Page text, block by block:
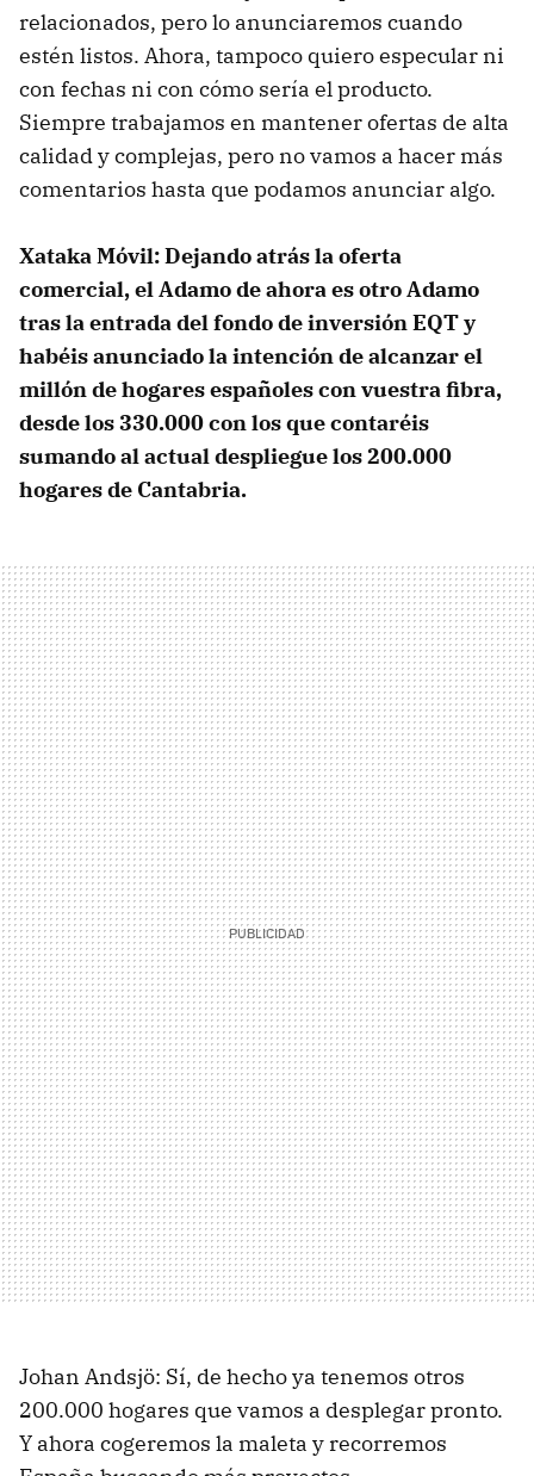
relacionados, pero lo anunciaremos cuando
estén listos. Ahora, tampoco quiero especular ni
con fechas ni con cómo sería el producto.
Siempre trabajamos en mantener ofertas de alta
calidad y complejas, pero no vamos a hacer más
comentarios hasta que podamos anunciar algo.
Xataka Móvil: Dejando atrás la oferta
comercial, el Adamo de ahora es otro Adamo
tras la entrada del fondo de inversión EQT y
habéis anunciado la intención de alcanzar el
millón de hogares españoles con vuestra fibra,
desde los 330.000 con los que contaréis
sumando al actual despliegue los 200.000
hogares de Cantabria.
Johan Andsjö: Sí, de hecho ya tenemos otros
200.000 hogares que vamos a desplegar pronto.
Y ahora cogeremos la maleta y recorremos